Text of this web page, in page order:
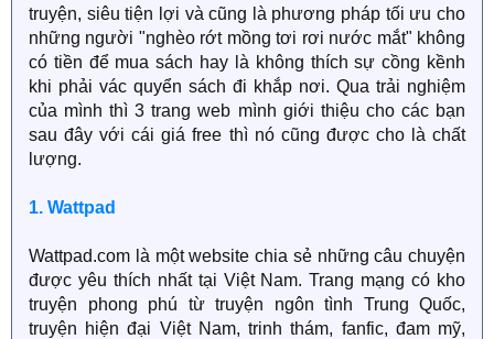
truyện, siêu tiện lợi và cũng là phương pháp tối ưu cho
những người "nghèo rớt mồng tơi rơi nước mắt" không
có tiền để mua sách hay là không thích sự cồng kềnh
khi phải vác quyển sách đi khắp nơi. Qua trải nghiệm
của mình thì 3 trang web mình giới thiệu cho các bạn
sau đây với cái giá free thì nó cũng được cho là chất
lượng.
1. Wattpad
Wattpad.com là một website chia sẻ những câu chuyện
được yêu thích nhất tại Việt Nam. Trang mạng có kho
truyện phong phú từ truyện ngôn tình Trung Quốc,
truyện hiện đại Việt Nam, trinh thám, fanfic, đam mỹ,